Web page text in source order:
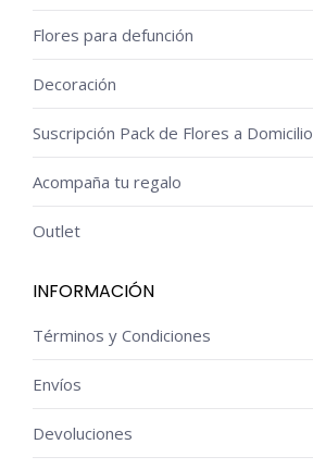
Flores para defunción
Decoración
Suscripción Pack de Flores a Domicilio
Acompaña tu regalo
Outlet
INFORMACIÓN
Términos y Condiciones
Envíos
Devoluciones